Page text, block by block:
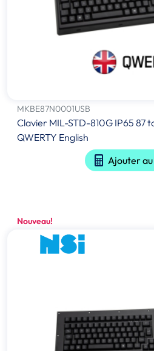
MKBE87N0001USB
Clavier MIL-STD-810G IP65 87
QWERTY English
Ajouter
Nouveau!